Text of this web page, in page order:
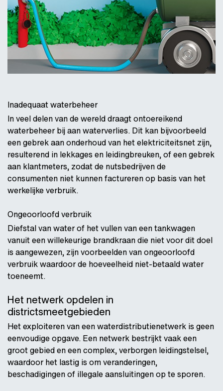
Inadequaat waterbeheer
In veel delen van de wereld draagt ontoereikend
waterbeheer bij aan waterverlies. Dit kan bijvoorbeeld
een gebrek aan onderhoud van het elektriciteitsnet zijn,
resulterend in lekkages en leidingbreuken, of een gebrek
aan klantmeters, zodat de nutsbedrijven de
consumenten niet kunnen factureren op basis van het
werkelijke verbruik.
Ongeoorloofd verbruik
Diefstal van water of het vullen van een tankwagen
vanuit een willekeurige brandkraan die niet voor dit doel
is aangewezen, zijn voorbeelden van ongeoorloofd
verbruik waardoor de hoeveelheid niet-betaald water
toeneemt.
Het netwerk opdelen in
districtsmeetgebieden
Het exploiteren van een waterdistributienetwerk is geen
eenvoudige opgave. Een netwerk bestrijkt vaak een
groot gebied en een complex, verborgen leidingstelsel,
waardoor het lastig is om veranderingen,
beschadigingen of illegale aansluitingen op te sporen.